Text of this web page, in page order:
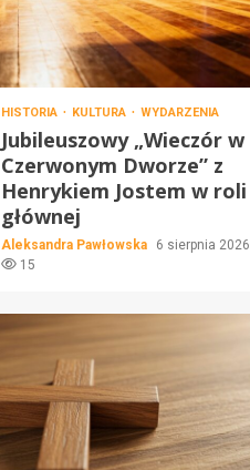
HISTORIA KULTURA WYDARZENIA
Jubileuszowy „Wieczór w
Czerwonym Dworze” z
Henrykiem Jostem w roli
głównej
Aleksandra Pawłowska
6 sierpnia 2026
15